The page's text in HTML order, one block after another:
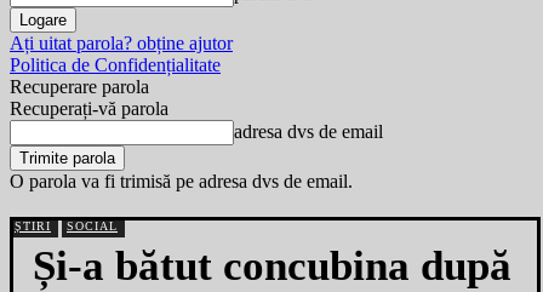
Ați uitat parola? obține ajutor
Politica de Confidențialitate
Recuperare parola
Recuperați-vă parola
adresa dvs de email
O parola va fi trimisă pe adresa dvs de email.
ȘTIRI SOCIAL
Și-a bătut concubina după